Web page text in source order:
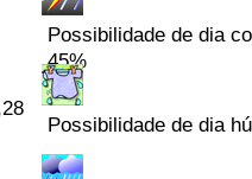
Possibilidade de dia
45%
Possibilidade de dia